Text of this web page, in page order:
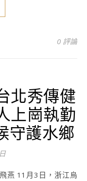
0 評論
北秀傳健
上崗執勤
守護水鄉